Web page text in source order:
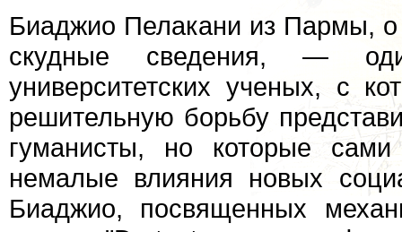
Биаджио Пелакани из Пармы,
скудные сведения, —
университетских ученых, с
решительную борьбу
гуманисты, но которые
немалые влияния новых
Биаджио, посвященных